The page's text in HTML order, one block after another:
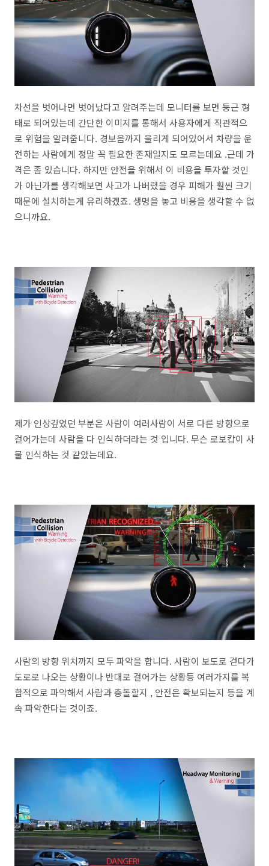
차선을 벗어나면 벗어났다고 알려주는데 모니터를 보면 둥근 형
태로 되어있는데 간단한 이미지를 통해서 사용자에게 직관적으
로 위험을 알려줍니다. 경보음까지 울리게 되어있어서 차량을 운
전하는 사람에게 정말 꼭 필요한 존재일지도 모르는데요 .근데 가
격은 좀 있습니다. 하지만 안전을 위해서 이 비용을 투자할 것인
가 아닌가를 생각해보면 사고가 나버렸을 경우 피해가 훨씬 크기
때문에 설치하는게 유리하겠죠. 생명을 놓고 비용을 생각할 수 없
으니까요.
제가 인상깊었던 부분은 사람이 여러사람이 서로 다른 방향으로
걸어가는데 사람을 다 인식하더라는 것 입니다. 무슨 로보캅이 사
물 인식하는 것 같았는데요.
사람의 방향 위치까지 모두 파악을 합니다. 사람이 보도로 걷다가
도로로 나오는 상황이나 반대로 걸어가는 상황등 여러가지를 복
합적으로 파악해서 사람과 충돌할지 , 안전은 확보되는지 등을 계
속 파악한다는 것이죠.